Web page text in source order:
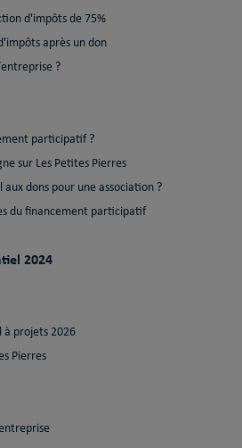
d'impôts de 75%
après un don
?
participatif ?
sur Les Petites Pierres
dons pour une association ?
du financement participatif
2024
à projets 2026
Pierres